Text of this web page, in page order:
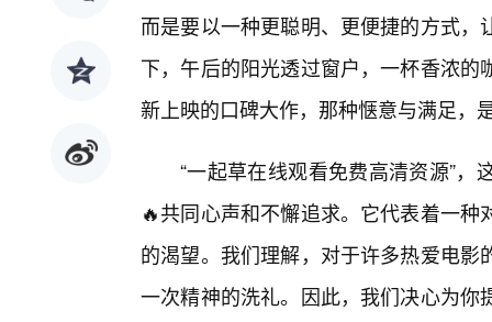
而是要以一种更聪明、更便捷的方式
下，午后的阳光透过窗户，一杯香浓
新上映的口碑大作，那种惬意与满足，
“一起草在线观看免费高清资源”
🔥共同心声和不懈追求。它代表着一
的渴望。我们理解，对于许多热爱电
一次精神的洗礼。因此，我们决心为